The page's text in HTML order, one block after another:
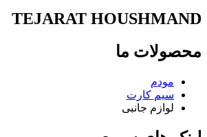
TEJARAT HOUSHMAND
محصولات ما
مودم
سیم کارت
لوازم جانبی